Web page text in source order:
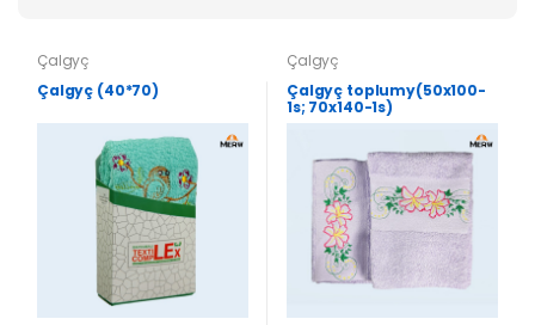
Çalgyç
Çalgyç (40*70)
Çalgyç
Çalgyç toplumy(50x100-
1s; 70x140-1s)